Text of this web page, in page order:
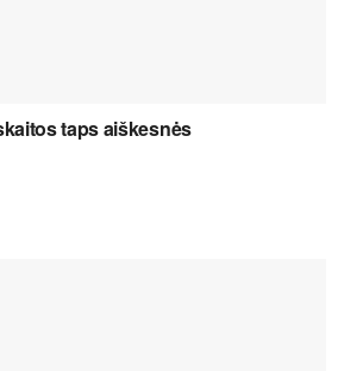
taps aiškesnės